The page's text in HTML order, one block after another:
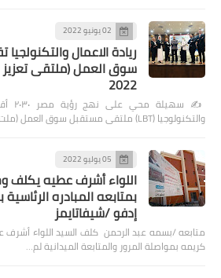
02 يونيو 2022
ريادة الاعمال
سوق العمل (ملتقى تعزيز
2022
✍️
والتكنولوجيا (LBT) ملتقى مستقبل سوق العمل (ملت…
05 يوليو 2022
اللواء أشرف عطيه يكلف
بمتابعه المبادره
إدفو /شيفاتايمز
متابعه /بسمه عبد الرحمن كلف السيد اللواء
كريمه بمواصلة المرور والمتابعة الميدانية لم…